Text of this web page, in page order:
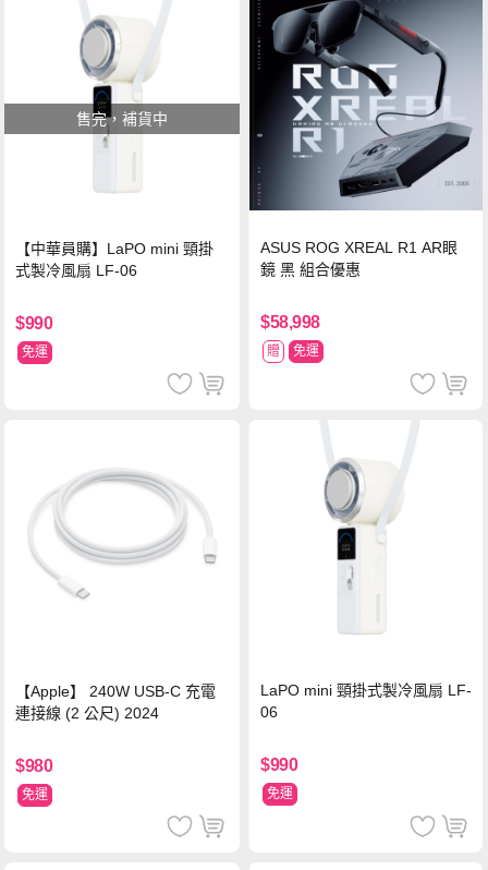
售完，補貨中
【中華員購】LaPO mini 頸掛
式製冷風扇 LF-06
$990
免運
ASUS ROG XREAL R1 AR眼
鏡 黑 組合優惠
$58,998
贈 免運
【Apple】 240W USB-C 充電
連接線 (2 公尺) 2024
$980
免運
LaPO mini 頸掛式製冷風扇 LF-
06
$990
免運